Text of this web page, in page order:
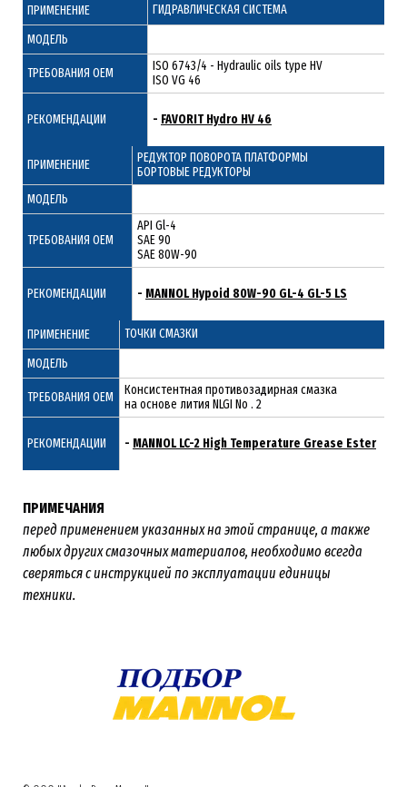
ПРИМЕНЕНИЕ
ГИДРАВЛИЧЕСКАЯ СИСТЕМА
МОДЕЛЬ
ТРЕБОВАНИЯ ОЕМ
ISO 6743/4 - Hydraulic oils type HV
ISO VG 46
РЕКОМЕНДАЦИИ - FAVORIT Hydro HV 46
ПРИМЕНЕНИЕ
РЕДУКТОР ПОВОРОТА ПЛАТФОРМЫ
БОРТОВЫЕ РЕДУКТОРЫ
МОДЕЛЬ
ТРЕБОВАНИЯ ОЕМ
API Gl-4
SAE 90
SAE 80W-90
РЕКОМЕНДАЦИИ - MANNOL Hypoid 80W-90 GL-4 GL-5 LS
ПРИМЕНЕНИЕ
ТОЧКИ СМАЗКИ
МОДЕЛЬ
ТРЕБОВАНИЯ ОЕМ
Консистентная противозадирная смазка
на основе лития NLGI No . 2
РЕКОМЕНДАЦИИ - MANNOL LC-2 High Temperature Grease Ester
ПРИМЕЧАНИЯ
перед применением указанных на этой странице, а также
любых других смазочных материалов, необходимо всегда
сверяться с инструкцией по эксплуатации единицы
техники.